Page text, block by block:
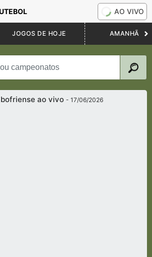
AO VIVO
JOGOS DE HOJE AMANHÃ
ao vivo- 17/06/2026